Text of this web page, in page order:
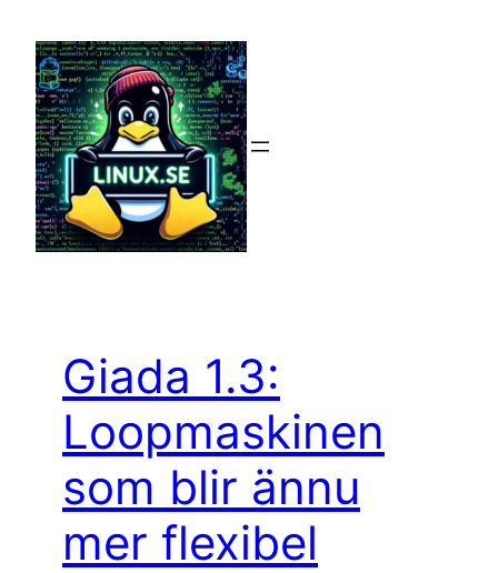
innehåll
Giada 1.3:
Loopmaskinen
som blir ännu
mer flexibel